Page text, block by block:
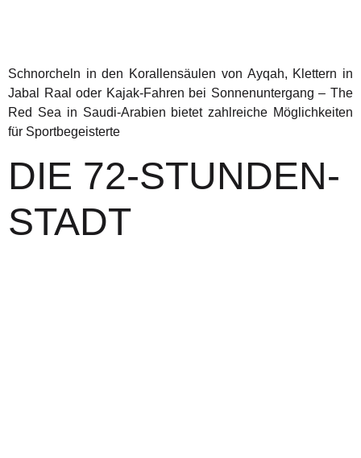
Schnorcheln in den Korallensäulen von Ayqah, Klettern in
Jabal Raal oder Kajak-Fahren bei Sonnenuntergang – The
Red Sea in Saudi-Arabien bietet zahlreiche Möglichkeiten
für Sportbegeisterte
DIE 72-STUNDEN-
STADT